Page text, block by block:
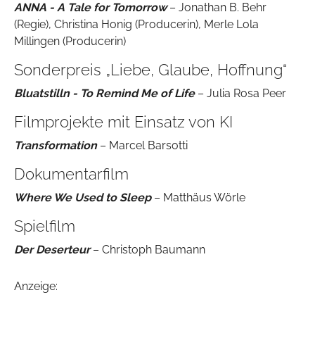
ANNA - A Tale for Tomorrow– Jonathan B. Behr
(Regie), Christina Honig (Producerin), Merle Lola
Millingen (Producerin)
Sonderpreis „Liebe, Glaube, Hoffnung“
Bluatstilln - To Remind Me of Life– Julia Rosa Peer
Filmprojekte mit Einsatz von KI
Transformation– Marcel Barsotti
Dokumentarfilm
Where We Used to Sleep– Matthäus Wörle
Spielfilm
Der Deserteur– Christoph Baumann
Anzeige: